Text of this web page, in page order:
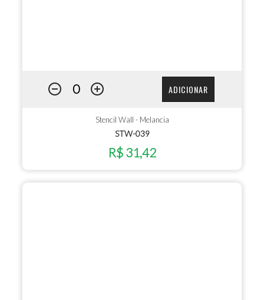
ADICIONAR
Stencil Wall - Melancia
STW-039
R$ 31,42